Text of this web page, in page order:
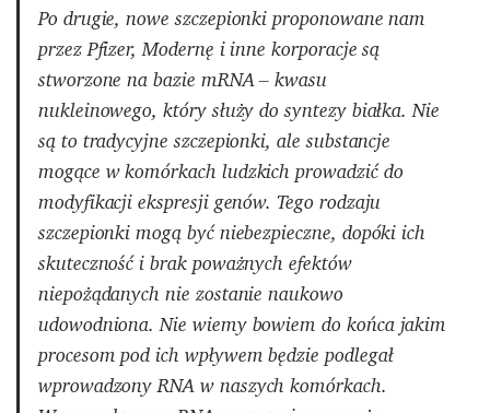
Po drugie, nowe szczepionki proponowane nam
przez Pfizer, Modernę i inne korporacje są
stworzone na bazie mRNA – kwasu
nukleinowego, który służy do syntezy białka. Nie
są to tradycyjne szczepionki, ale substancje
mogące w komórkach ludzkich prowadzić do
modyfikacji ekspresji genów. Tego rodzaju
szczepionki mogą być niebezpieczne, dopóki ich
skuteczność i brak poważnych efektów
niepożądanych nie zostanie naukowo
udowodniona. Nie wiemy bowiem do końca jakim
procesom pod ich wpływem będzie podlegał
wprowadzony RNA w naszych komórkach.